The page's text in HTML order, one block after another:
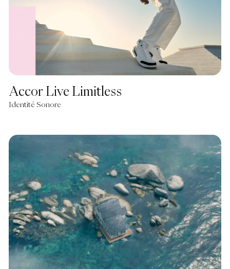
Accor Live Limitless
Identité Sonore